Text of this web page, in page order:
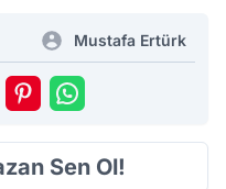
Mustafa Ertürk
Sen Ol!